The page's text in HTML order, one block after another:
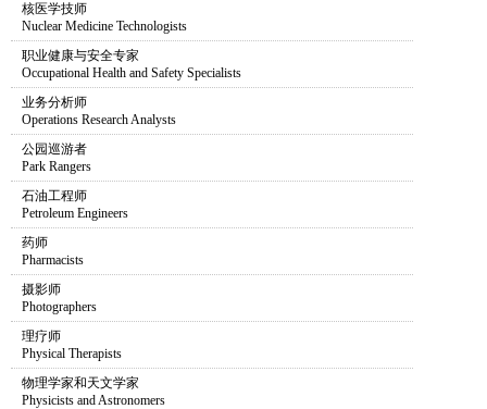
核医学技师
Nuclear Medicine Technologists
职业健康与安全专家
Occupational Health and Safety Specialists
业务分析师
Operations Research Analysts
公园巡游者
Park Rangers
石油工程师
Petroleum Engineers
药师
Pharmacists
摄影师
Photographers
理疗师
Physical Therapists
物理学家和天文学家
Physicists and Astronomers